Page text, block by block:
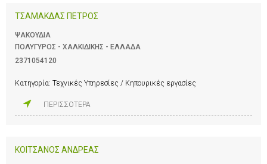
ΤΣΑΜΑΚΔΑΣ ΠΕΤΡΟΣ
ΨΑΚΟΥΔΙΑ
ΠΟΛΥΓΥΡΟΣ - ΧΑΛΚΙΔΙΚΗΣ - ΕΛΛΑΔΑ
2371054120
Κατηγορία: Τεχνικές Υπηρεσίες / Κηπουρικές εργασίες
ΠΕΡΙΣΣΟΤΕΡΑ
ΚΟΙΤΣΑΝΟΣ ΑΝΔΡΕΑΣ